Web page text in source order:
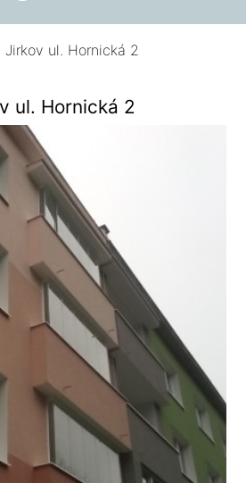
Jirkov ul. Hornická 2
ul. Hornická 2